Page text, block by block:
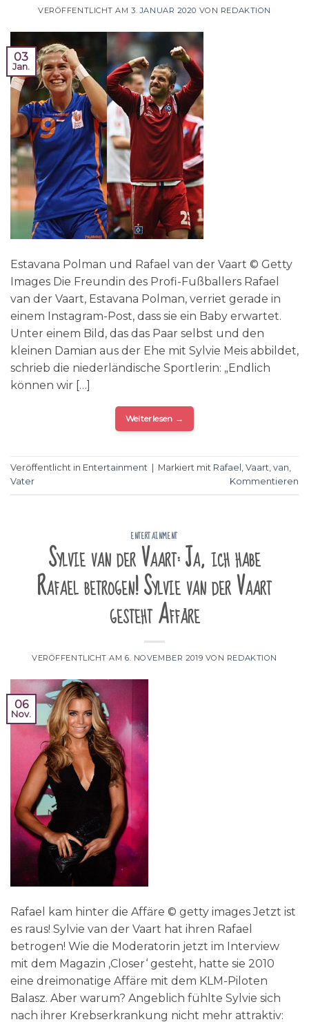
VERÖFFENTLICHT AM3. JANUAR 2020 VON REDAKTION
03
Jan.
Estavana Polman und Rafael van der Vaart © Getty
Images Die Freundin des Profi-Fußballers Rafael
van der Vaart, Estavana Polman, verriet gerade in
einem Instagram-Post, dass sie ein Baby erwartet.
Unter einem Bild, das das Paar selbst und den
kleinen Damian aus der Ehe mit Sylvie Meis abbildet,
schrieb die niederländische Sportlerin: „Endlich
können wir […]
Weiterlesen →
Veröffentlicht in Entertainment Markiert mit Rafael , Vaart, van,
Vater
Kommentieren
ENTERTAINMENT
Sylvie van der Vaart: Ja, ich habe
Rafael betrogen! Sylvie van der Vaart
gesteht Affäre
VERÖFFENTLICHT AM6. NOVEMBER 2019 VON REDAKTION
06
Nov.
Rafael kam hinter die Affäre © getty images Jetzt ist
es raus! Sylvie van der Vaart hat ihren Rafael
betrogen! Wie die Moderatorin jetzt im Interview
mit dem Magazin ‚Closer‘ gesteht, hatte sie 2010
eine dreimonatige Affäre mit dem KLM-Piloten
Balasz. Aber warum? Angeblich fühlte Sylvie sich
nach ihrer Krebserkrankung nicht mehr attraktiv: